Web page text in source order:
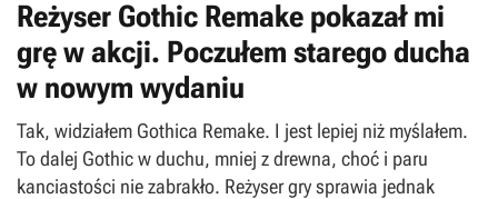
Reżyser Gothic Remake pokazał mi
grę w akcji. Poczułem starego ducha
w nowym wydaniu
Tak, widziałem Gothica Remake. I jest lepiej niż myślałem.
To dalej Gothic w duchu, mniej z drewna, choć i paru
kanciastości nie zabrakło. Reżyser gry sprawia jednak